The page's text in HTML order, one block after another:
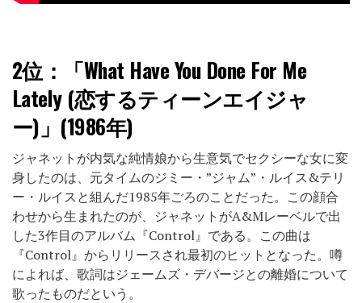
2位：
「What Have You Done For Me
Lately (恋するティーンエイジャ
ー)」(1986年)
ジャネットが内気な純情娘から生意気でセクシーな女に変
身したのは、元タイムのジミー・”ジャム”・ルイス&テリ
ー・ルイスと組んだ1985年ごろのことだった。この顔合
わせから生まれたのが、ジャネットがA&Mレーベルで出
した3作目のアルバム『Control』である。この曲は
『Control』からリリースされ最初のヒットとなった。噂
によれば、歌詞はジェームズ・デバージとの離婚について
歌ったものだという。